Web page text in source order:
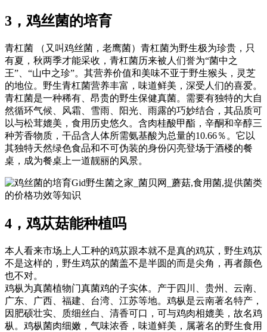
3，鸡丝菌的培育
青杠菌 （又叫鸡丝菌，老鹰菌）青杠菌为野生极为珍贵，只
有夏，秋两季才能采收，青杠菌历来被人们誉为“菌中之
王”、“山中之珍”。其营养价值和美味不亚于野生猴头，灵芝
的地位。野生青杠菌营养丰富，味道鲜美，深受人们的喜爱。
青杠菌是一种稀有、昂贵的野生保健真菌。需要有独特的大自
然循环气候、风霜、雪雨、阳光、雨露的巧妙结合，其品质可
以与松茸媲美，食用历史悠久。含肉桂酸甲酯，辛酮和辛醇三
种芳香物质，干品含人体所需氨基酸为总量的10.66％。它以
其独特天然绿色食品和不可伪装的身份闪亮登场于酒楼的餐
桌，成为餐桌上一道靓丽的风景。
Gid野生菌之家_菌贝网_蘑菇,食用菌,提供菌类
的价格功效等知识
4，鸡苁菇能种植吗
本人看来市场上人工种的鸡苁跟本就不是真的鸡苁，野生鸡苁
不是这样的，野生鸡苁的菌盖不是半圆的而是尖角，再者颜色
也不对。
鸡枞为真菌植物门真菌鸡的子实体。产于四川、贵州、云南、
广东、广西、福建、台湾、江苏等地。鸡枞是云南著名特产，
因肥硕壮实、质细丝白、清香可口，可与鸡肉相媲美，故名鸡
枞。鸡枞菌肉细嫩，气味浓香，味道鲜美，属著名的野生食用